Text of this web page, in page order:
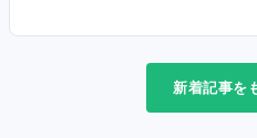
新着記事を